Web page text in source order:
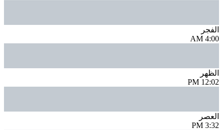
الفجر
4:00 AM
الظهر
12:02 PM
العصر
3:32 PM